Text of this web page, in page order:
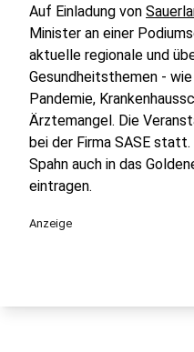
Auf Einladung von
Minister an einer
aktuelle regionale und
Gesundheitsthemen -
Pandemie,
Ärztemangel. Die
bei der Firma SASE
Spahn auch in das
eintragen.
Anzeige